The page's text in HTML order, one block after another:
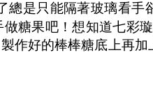
總是只能隔著玻璃看手
糖果吧！想知道七彩
作好的棒棒糖底上再